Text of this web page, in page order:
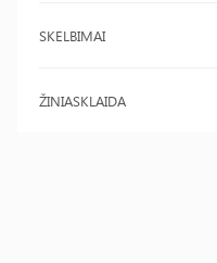
SKELBIMAI
ŽINIASKLAIDA